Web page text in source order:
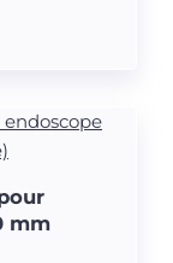
mm